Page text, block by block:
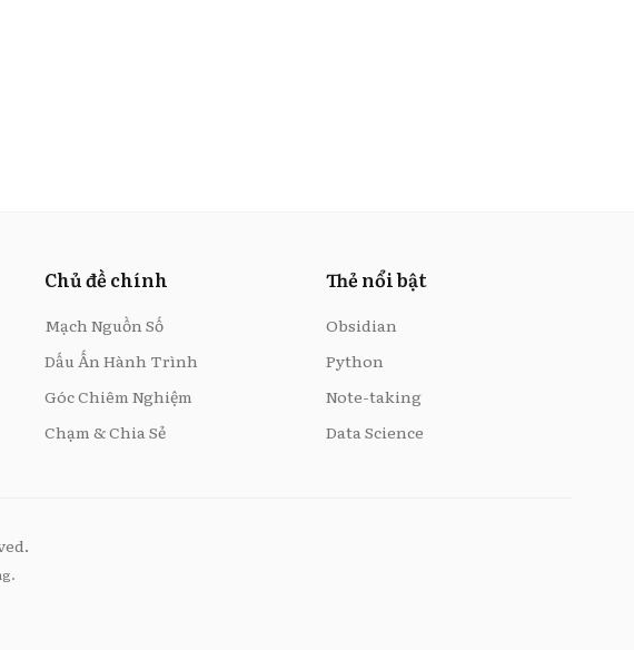
Chủ đề chính
Mạch Nguồn Số
Dấu Ấn Hành Trình
Góc Chiêm Nghiệm
Chạm & Chia Sẻ
Thẻ nổi bật
Obsidian
Python
Note-taking
Data Science